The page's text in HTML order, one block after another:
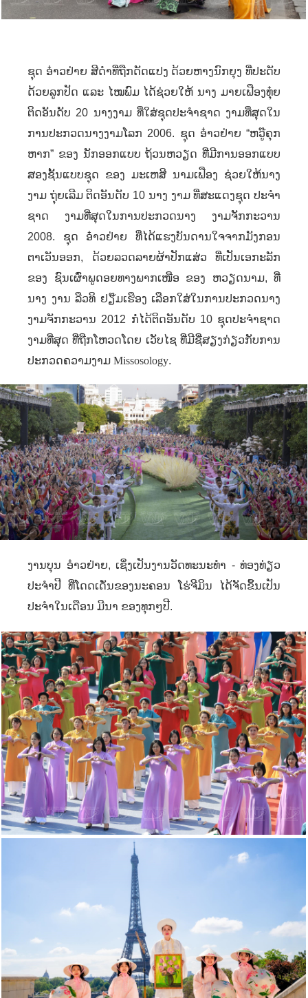
ຊຸດ ອ໋າວຢ່າຍ ສີດໍາທີ່ຖືກດັດແປງ ດ້ວຍຫາງນົກຍຸງ ທີ່ປະດັບ
ດ້ວຍລູກປັດ ແລະ ໄໝພົມ ໄດ້ຊ່ວຍໃຫ້ ນາງ ມາຍເຟືອງທຸ໋ຍ
ຕິດອັນດັບ 20 ນາງງາມ ທີ່ໃສ່ຊຸດປະຈຳຊາດ ງາມທີ່ສຸດໃນ
ການປະກວດນາງງາມໂລກ 2006. ຊຸດ ອ໋າວຢ່າຍ “ຫວູ໊ຄຸກ
ຫາກ” ຂອງ ນັກອອກແບບ ຖ້ວນຫວຽດ ທີ່ມີການອອກແບບ
ສອງຊັ້ນແບບຊຸດ ຂອງ ມະເຫສີ ນາມເຟືອງ ຊ່ວຍໃຫ້ນາງ
ງາມ ຖຸ່ຍເລີມ ຕິດອັນດັບ 10 ນາງ ງາມ ທີ່ສະແດງຊຸດ ປະຈຳ
ຊາດ ງາມທີ່ສຸດໃນການປະກວດນາງ ງາມຈັກກະວານ
2008. ຊຸດ ອ໋າວຢ່າຍ ທີ່ໄດ້ແຮງບັນດານໃຈຈາກມັງກອນ
ຕາເວັນອອກ, ດ້ວຍລວດລາຍຜ້າປັກແສ່ວ ທີ່ເປັນເອກະລັກ
ຂອງ ຊົນເຜົ່າພູດອຍທາງພາກເໜືອ ຂອງ ຫວຽດນາມ, ທີ່
ນາງ ງານ ລືວທິ ຢຽ໊ມເຮືອງ ເລືອກໃສ່ໃນການປະກວດນາງ
ງາມຈັກກະວານ 2012 ກໍ່ໄດ້ຕິດອັນດັບ 10 ຊຸດປະຈຳຊາດ
ງາມທີ່ສຸດ ທີ່ຖືກໂຫວດໂດຍ ເວັບໄຊ ທີ່ມີຊື່ສຽງກ່ຽວກັບການ
ປະກວດຄວາມງາມ Missosology.
ງານບຸນ ອ໋າວຢ່າຍ, ເຊິ່ງເປັນງານວັດທະນະທຳ - ທ່ອງທ່ຽວ
ປະຈຳປີ ທີ່ໂດດເດັ່ນຂອງນະຄອນ ໂຮ່ຈີມິນ ໄດ້ຈັດຂຶ້ນເປັນ
ປະຈຳໃນເດືອນ ມີນາ ຂອງທຸກໆປີ.